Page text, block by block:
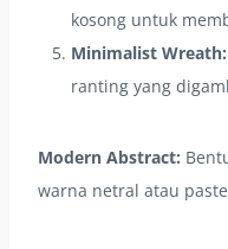
kosong untuk
Minimalist Wreath:
ranting yang
Modern Abstract:
warna netral atau